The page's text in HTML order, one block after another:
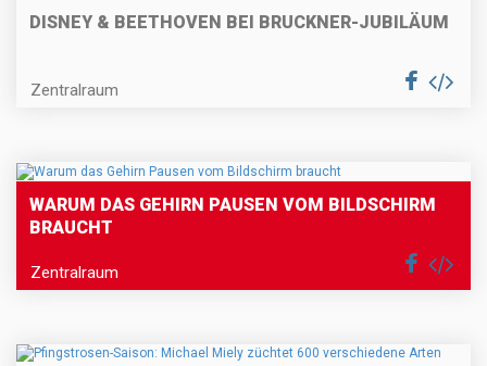
DISNEY & BEETHOVEN BEI BRUCKNER-JUBILÄUM
Zentralraum
WARUM DAS GEHIRN PAUSEN VOM BILDSCHIRM
BRAUCHT
Zentralraum